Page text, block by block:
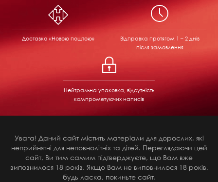
Доставка «Новою поштою» Відправка протягом 1 – 2 днів
після замовлення
Нейтральна упаковка, відсутність
компрометуючих написів
Увага! Даний сайт містить матеріали для дорослих, які
неприйнятні для неповнолітніх та дітей. Переглядаючи цей
сайт, Ви тим самим підтверджуєте, що Вам вже
виповнилося 18 років. Якщо Вам не виповнилося 18 років,
будь ласка, покиньте сайт.